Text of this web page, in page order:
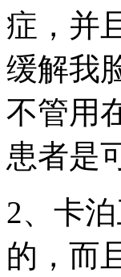
症，并
缓解我
不管用
患者是
2、卡
的，而